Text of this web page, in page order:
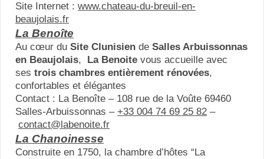
Site Internet : www.chateau-du-breuil-en-
beaujolais.fr
La Benoîte
Au cœur du Site Clunisien de Salles Arbuissonnas
en Beaujolais, La Benoite vous accueille avec
ses trois chambres entièrement rénovées,
confortables et élégantes
Contact : La Benoîte – 108 rue de la Voûte 69460
Salles-Arbuissonnas – +33 004 74 69 25 82 –
contact@labenoite.fr
La Chanoinesse
Construite en 1750, la chambre d’hôtes “La